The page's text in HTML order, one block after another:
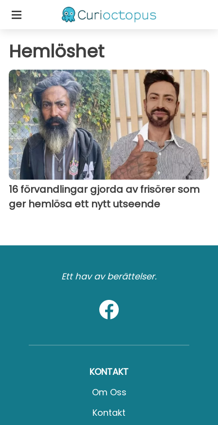
Hemlöshet
16 förvandlingar gjorda av frisörer som
ger hemlösa ett nytt utseende
Ett hav av berättelser.
KONTAKT
Om Oss
Kontakt